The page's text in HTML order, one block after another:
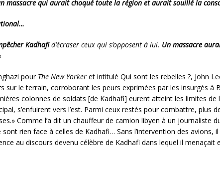
massacre qui aurait choqué toute la région et aurait souillé la
Kadhafid’écraser ceux qui s’opposent à lui. Un massacre
pour The New Yorker et intitulé Qui sont les rebelles ?, John
sur le terrain, corroborant les peurs exprimées par les insurgés à
colonnes de soldats [de Kadhafi] eurent atteint les limites de
s’enfuirent vers l’est. Parmi ceux restés pour combattre, plus
Comme l’a dit un chauffeur de camion libyen à un journaliste
rien face à celles de Kadhafi… Sans l’intervention des avions,
au discours devenu célèbre de Kadhafi dans lequel il menaçait